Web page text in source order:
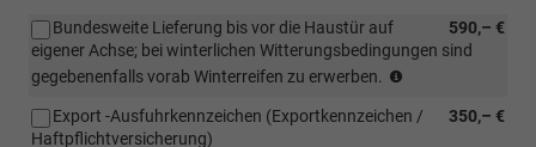
590,– €
Bundesweite Lieferung bis vor die Haustür auf
eigener Achse; bei winterlichen Witterungsbedingungen sind
gegebenenfalls vorab Winterreifen zu erwerben.
bis
350,– €
Export -Ausfuhrkennzeichen (Exportkennzeichen /
Haftpflichtversicherung)